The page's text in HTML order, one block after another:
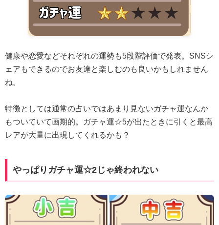
健康や恋愛などそれぞれの運勢も5段階評価で発表。SNSシ
ェアもできるのでお友達と楽しむのも良いかもしれません
ね。
特徴としては通常の占いではあまり見ないガチャ運なんか
もついていて画期的。ガチャ運☆5が出たときに引くと最高
レアが大量に出現してくれるかも？
やっぱりガチャ運☆2じゃ終われない